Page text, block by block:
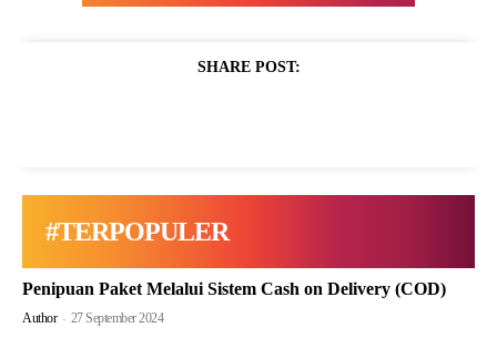
SHARE POST:
#TERPOPULER
Penipuan Paket Melalui Sistem Cash on Delivery (COD)
Author - 27 September 2024